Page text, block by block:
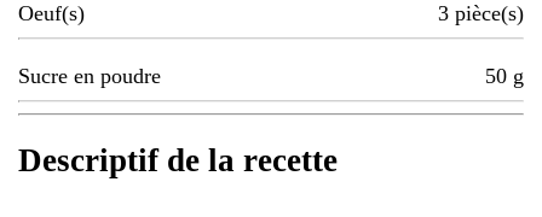
Oeuf(s) 3 pièce(s)
Sucre en poudre 50 g
Descriptif de la recette